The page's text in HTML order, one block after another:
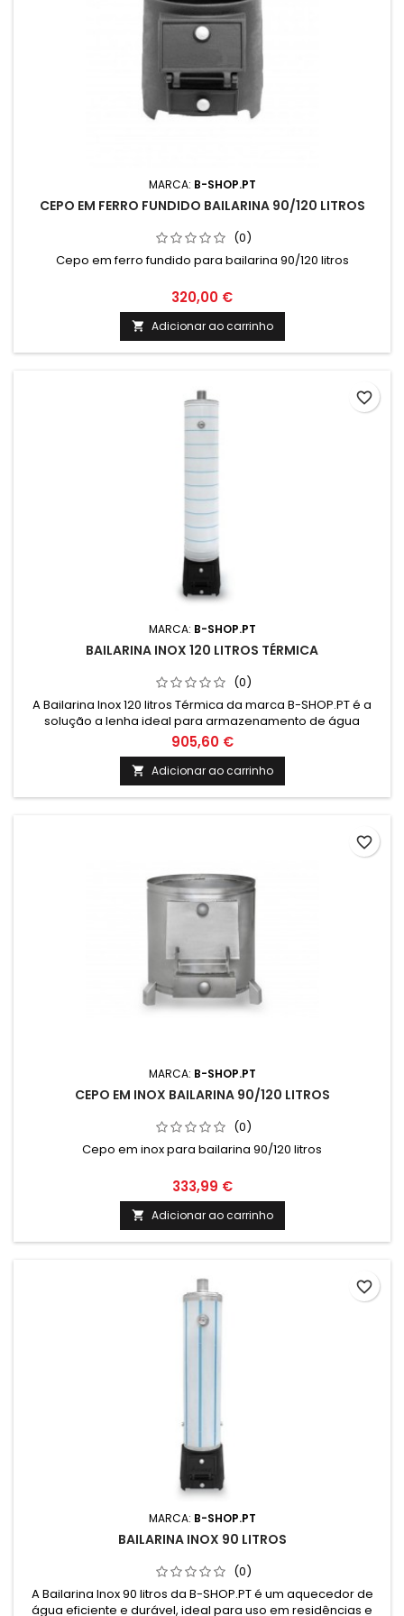
MARCA: B-SHOP.PT
CEPO EM FERRO FUNDIDO BAILARINA 90/120 LITROS
(0)
Cepo em ferro fundido para bailarina 90/120 litros
320,00 €
 Adicionar ao carrinho
MARCA: B-SHOP.PT
BAILARINA INOX 120 LITROS TÉRMICA
(0)
A Bailarina Inox 120 litros Térmica da marca B-SHOP.PT é a
solução a lenha ideal para armazenamento de água
quente. Com design moderno e durável, garante eficiência
energética e conforto térmico para sua residência ou
negócio. Aproveite já!
905,60 €
 Adicionar ao carrinho
favorite_border
MARCA: B-SHOP.PT
CEPO EM INOX BAILARINA 90/120 LITROS
(0)
Cepo em inox para bailarina 90/120 litros
333,99 €
 Adicionar ao carrinho
favorite_border
MARCA: B-SHOP.PT
BAILARINA INOX 90 LITROS
(0)
A Bailarina Inox 90 litros da B-SHOP.PT é um aquecedor de
água eficiente e durável, ideal para uso em residências e
favorite_border